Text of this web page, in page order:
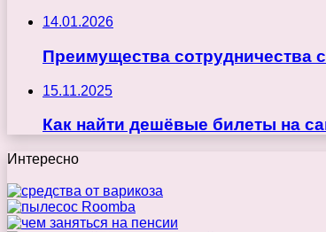
14.01.2026
Преимущества сотрудничества
15.11.2025
Как найти дешёвые билеты на
Интересно